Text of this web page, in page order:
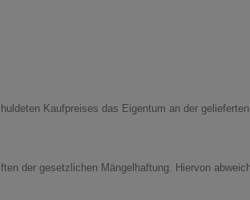
Kaufpreises das Eigentum an der
der gesetzlichen Mängelhaftung. Hiervon